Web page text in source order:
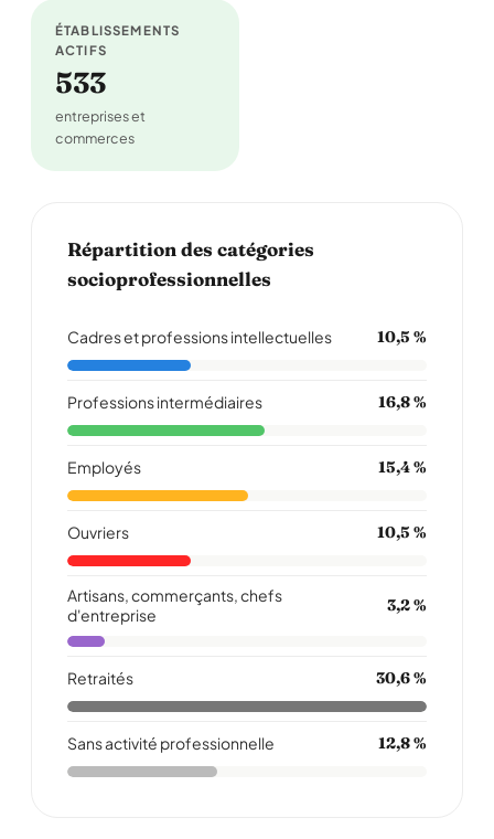
ÉTABLISSEMENTS
ACTIFS
533
entreprises et
commerces
Répartition des catégories
socioprofessionnelles
Cadres et professions intellectuelles 10,5 %
Professions intermédiaires 16,8 %
Employés 15,4 %
Ouvriers 10,5 %
Artisans, commerçants, chefs
d'entreprise
3,2 %
Retraités 30,6 %
Sans activité professionnelle 12,8 %